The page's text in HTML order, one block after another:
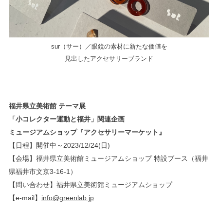
sur（サー）／眼鏡の素材に新たな価値を
見出したアクセサリーブランド
福井県立美術館 テーマ展
「小コレクター運動と福井」関連企画
ミュージアムショップ『アクセサリーマーケット』
【日程】開催中～2023/12/24(日)
【会場】福井県立美術館ミュージアムショップ 特設ブース（福井
県福井市文京3-16-1）
【問い合わせ】福井県立美術館ミュージアムショップ
【e-mail】 info@greenlab.jp